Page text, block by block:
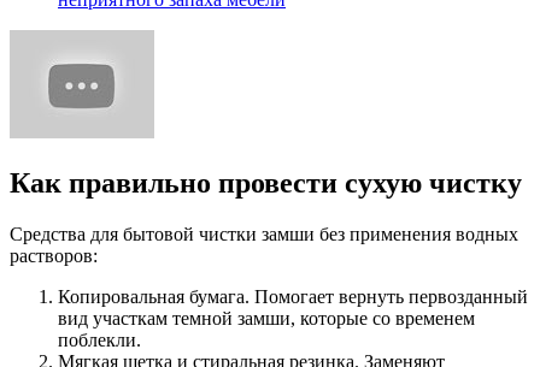
Как правильно провести сухую чистку
Средства для бытовой чистки замши без применения водных
растворов:
Копировальная бумага. Помогает вернуть первозданный
вид участкам темной замши, которые со временем
поблекли.
Мягкая щетка и стиральная резинка. Заменяют